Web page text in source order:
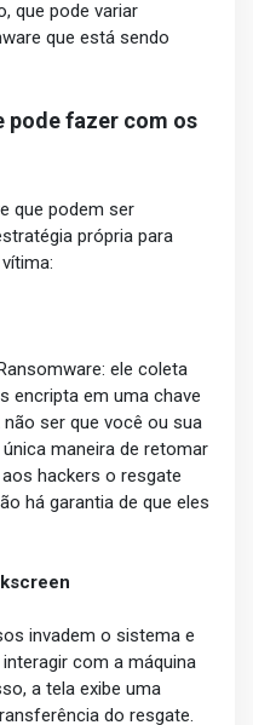
que pode variar
que está sendo
pode fazer com os
que podem ser
própria para
ele coleta
encripta em uma chave
ser que você ou sua
maneira de retomar
hackers o resgate
há garantia de que eles
invadem o sistema e
com a máquina
a tela exibe uma
do resgate.